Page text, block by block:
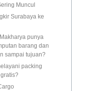
Muncul
Surabaya ke
punya
barang dan
sampai tujuan?
packing